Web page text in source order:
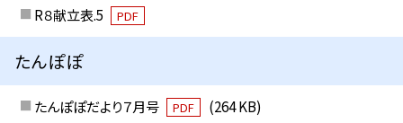
R８献立表.5 PDF
たんぽぽ
たんぽぽだより７月号 PDF
(264 KB)